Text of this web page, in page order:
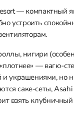
— компактный
устроить
нигири
— вагю-
украшениями, но
саке-сеты,
взять